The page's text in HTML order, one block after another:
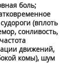
боль;
(вплоть
сонливость,
движений,
комы), шум